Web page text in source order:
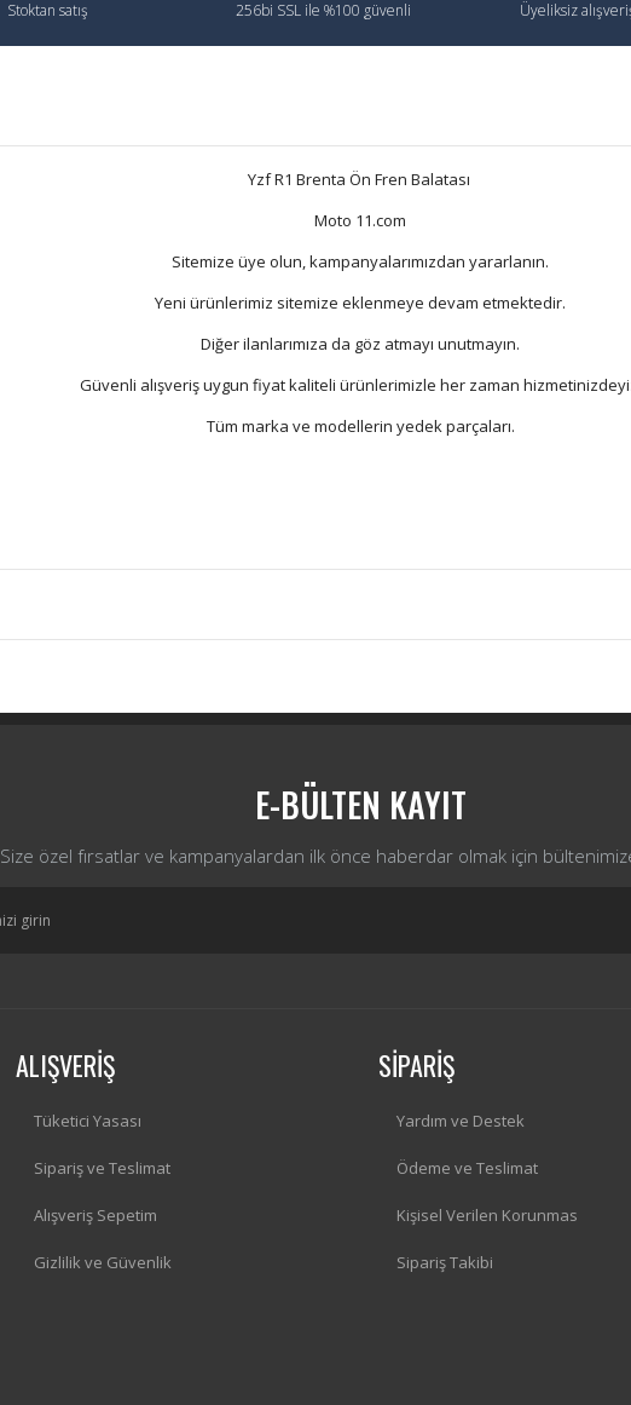
Stoktan satış 256bi SSL ile %100 güvenli Üyeliksiz
Yzf R1 Brenta Ön Fren Balatası
Moto 11.com
Sitemize üye olun, kampanyalarımızdan yararlanın.
Yeni ürünlerimiz sitemize eklenmeye devam etmektedir.
Diğer ilanlarımıza da göz atmayı unutmayın.
Güvenli alışveriş uygun fiyat kaliteli ürünlerimizle her zaman
Tüm marka ve modellerin yedek parçaları.
E-BÜLTEN KAYIT
Size özel fırsatlar ve kampanyalardan ilk önce haberdar olmak için
ALIŞVERİŞ
Tüketici Yasası
Sipariş ve Teslimat
Alışveriş Sepetim
Gizlilik ve Güvenlik
SİPARİŞ
Yardım ve Destek
Ödeme ve Teslimat
Kişisel Verilen Korunmas
Sipariş Takibi